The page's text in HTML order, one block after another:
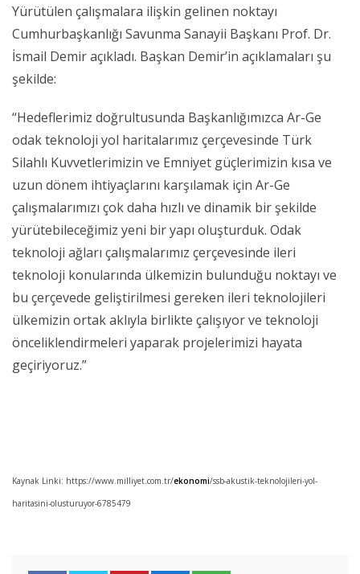
Yürütülen çalışmalara ilişkin gelinen noktayı
Cumhurbaşkanlığı Savunma Sanayii Başkanı Prof. Dr.
İsmail Demir açıkladı. Başkan Demir’in açıklamaları şu
şekilde:
“Hedeflerimiz doğrultusunda Başkanlığımızca Ar-Ge
odak teknoloji yol haritalarımız çerçevesinde Türk
Silahlı Kuvvetlerimizin ve Emniyet güçlerimizin kısa ve
uzun dönem ihtiyaçlarını karşılamak için Ar-Ge
çalışmalarımızı çok daha hızlı ve dinamik bir şekilde
yürütebileceğimiz yeni bir yapı oluşturduk. Odak
teknoloji ağları çalışmalarımız çerçevesinde ileri
teknoloji konularında ülkemizin bulunduğu noktayı ve
bu çerçevede geliştirilmesi gereken ileri teknolojileri
ülkemizin ortak aklıyla birlikte çalışıyor ve teknoloji
önceliklendirmeleri yaparak projelerimizi hayata
geçiriyoruz.”
Kaynak Linki: https://www.milliyet.com.tr/ekonomi/ssb-akustik-teknolojileri-yol-
haritasini-olusturuyor-6785479